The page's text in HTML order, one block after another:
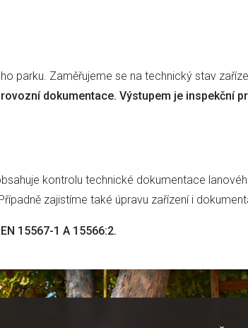
parku. Zaměřujeme se na technický stav
dokumentace. Výstupem je inspekční
kontrolu technické dokumentace
zajistíme také úpravu zařízení i
15567-1 A 15566:2.